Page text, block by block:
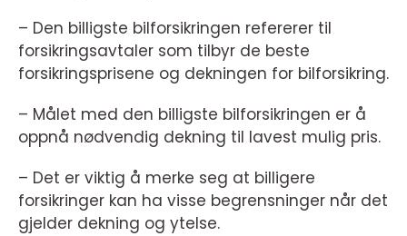
– Den billigste bilforsikringen refererer til
forsikringsavtaler som tilbyr de beste
forsikringsprisene og dekningen for bilforsikring.
– Målet med den billigste bilforsikringen er å
oppnå nødvendig dekning til lavest mulig pris.
– Det er viktig å merke seg at billigere
forsikringer kan ha visse begrensninger når det
gjelder dekning og ytelse.